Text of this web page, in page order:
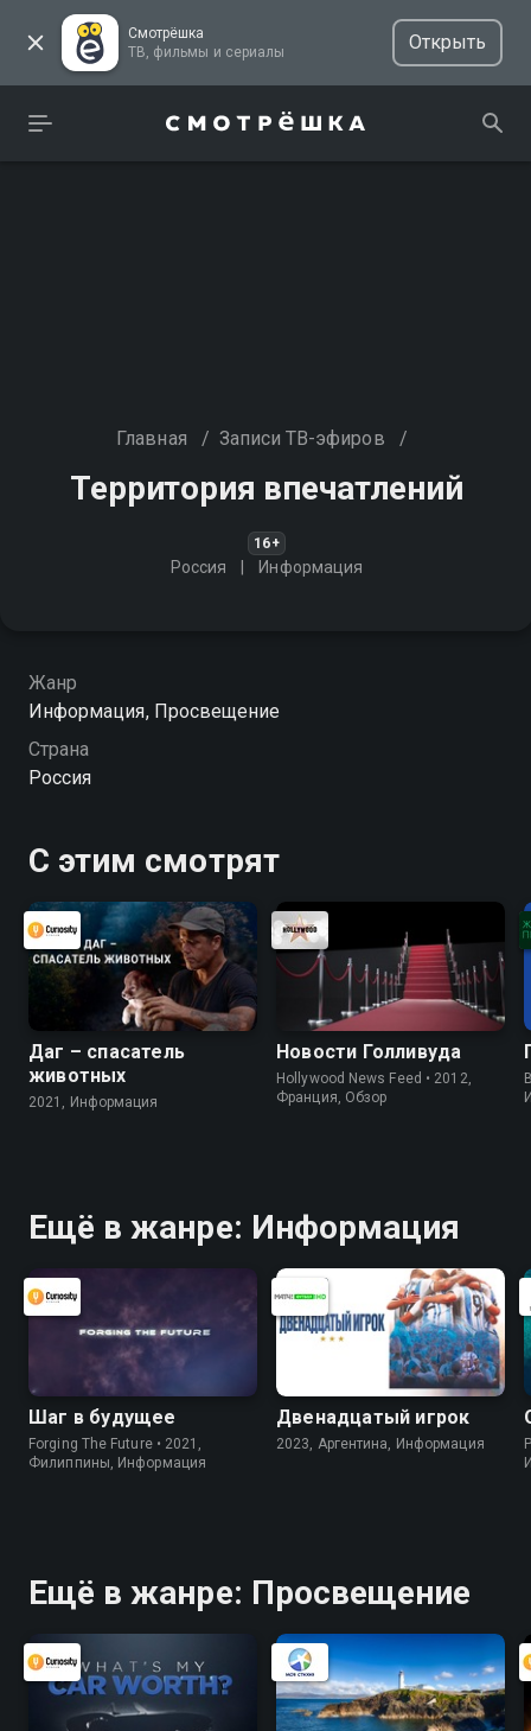
Смотрёшка
ТВ, фильмы и сериалы
Открыть
Главная / Записи ТВ-эфиров /
Территория впечатлений
16+
Россия Информация
Жанр
Информация, Просвещение
Страна
Россия
С этим смотрят
Даг – спасатель
животных
2021, Информация
Новости Голливуда
Hollywood News Feed • 2012,
Франция, Обзор
Ещё в жанре: Информация
Шаг в будущее
Forging The Future • 2021,
Филиппины, Информация
Двенадцатый игрок
2023, Аргентина, Информация
Ещё в жанре: Просвещение